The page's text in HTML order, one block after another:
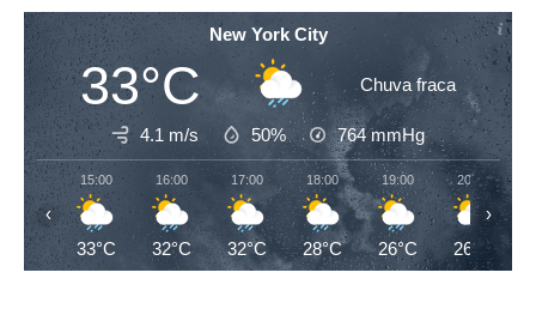
New York City
33°C Chuva fraca
4.1 m/s 50% 764mmHg
15:00
33°C
16:00
32°C
17:00
32°C
18:00
28°C
19:00
26°C
20:00
26°C
‹ ›